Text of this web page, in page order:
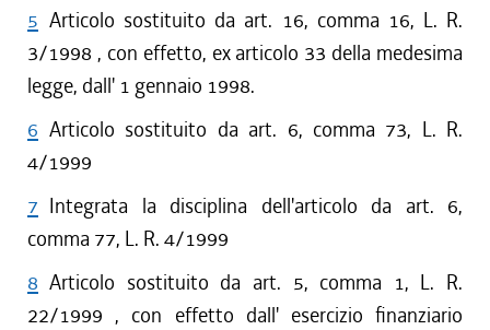
5 Articolo sostituito da art. 16, comma 16, L. R.
3/1998 , con effetto, ex articolo 33 della medesima
legge, dall' 1 gennaio 1998.
6 Articolo sostituito da art. 6, comma 73, L. R.
4/1999
7 Integrata la disciplina dell'articolo da art. 6,
comma 77, L. R. 4/1999
8 Articolo sostituito da art. 5, comma 1, L. R.
22/1999 , con effetto dall' esercizio finanziario